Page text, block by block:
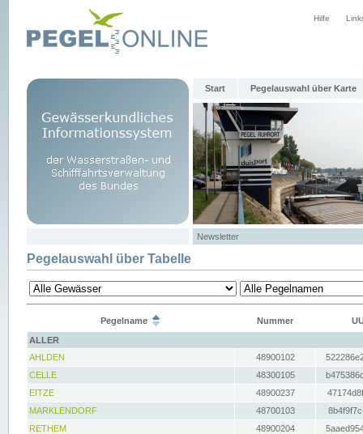
Hilfe
Start Pegelauswahl über Karte
Newsletter
Pegelauswahl über Tabelle
Pegelname Nummer
ALLER
AHLDEN
48900102
CELLE
48300105
EITZE
48900237
MARKLENDORF
48700103
RETHEM
48900204